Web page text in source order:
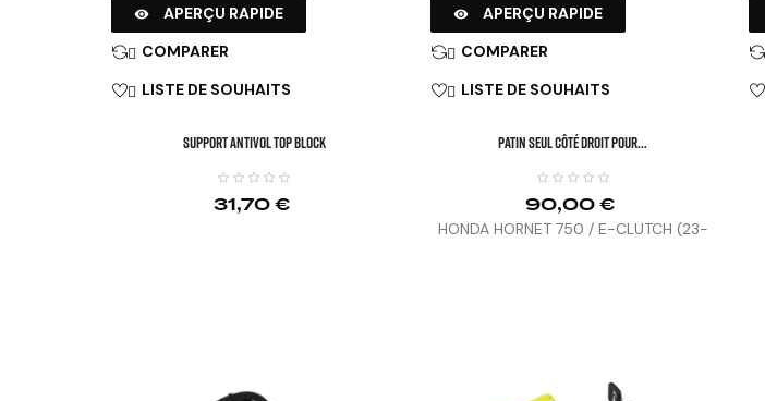
 APERÇU RAPIDE
 COMPARER
 LISTE DE SOUHAITS
SUPPORT ANTIVOL TOP BLOCK
31,70 €
 APERÇU RAPIDE
 COMPARER
 LISTE DE SOUHAITS
Patin Seul Côté Droit Pour...
90,00 €
HONDA HORNET 750 / E-CLUTCH (23-